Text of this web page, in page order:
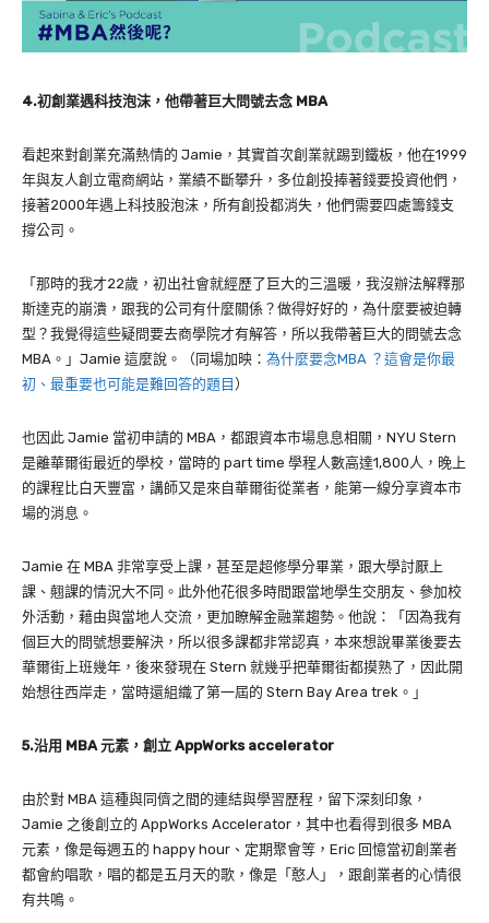
4.初創業遇科技泡沫，他帶著巨大問號去念 MBA
看起來對創業充滿熱情的 Jamie，其實首次創業就踢到鐵板，他在1999
年與友人創立電商網站，業績不斷攀升，多位創投捧著錢要投資他們，
接著2000年遇上科技股泡沫，所有創投都消失，他們需要四處籌錢支
撐公司。
「那時的我才22歲，初出社會就經歷了巨大的三溫暖，我沒辦法解釋那
斯達克的崩潰，跟我的公司有什麼關係？做得好好的，為什麼要被迫轉
型？我覺得這些疑問要去商學院才有解答，所以我帶著巨大的問號去念
MBA。」Jamie 這麼說。（同場加映： 為什麼要念MBA ？這會是你最
初、最重要也可能是難回答的題目 ）
也因此 Jamie 當初申請的 MBA，都跟資本市場息息相關，NYU Stern
是離華爾街最近的學校，當時的 part time 學程人數高達1,800人，晚上
的課程比白天豐富，講師又是來自華爾街從業者，能第一線分享資本市
場的消息。
Jamie 在 MBA 非常享受上課，甚至是超修學分畢業，跟大學討厭上
課、翹課的情況大不同。此外他花很多時間跟當地學生交朋友、參加校
外活動，藉由與當地人交流，更加瞭解金融業趨勢。 他說：「因為我有
個巨大的問號想要解決，所以很多課都非常認真，本來想說畢業後要去
華爾街上班幾年，後來發現在 Stern 就幾乎把華爾街都摸熟了，因此開
始想往西岸走，當時還組織了第一屆的 Stern Bay Area trek。」
5.沿用 MBA 元素，創立 AppWorks accelerator
由於對 MBA 這種與同儕之間的連結與學習歷程，留下深刻印象，
Jamie 之後創立的 AppWorks Accelerator，其中也看得到很多 MBA
元素，像是每週五的 happy hour、定期聚會等，Eric 回憶當初創業者
都會約唱歌，唱的都是五月天的歌，像是「憨人」，跟創業者的心情很
有共鳴。